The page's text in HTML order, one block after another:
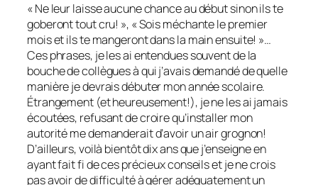
« Ne leur laisse aucune chance au début sinon ils te
goberont tout cru! », « Sois méchante le premier
mois et ils te mangeront dans la main ensuite! »…
Ces phrases, je les ai entendues souvent de la
bouche de collègues à qui j’avais demandé de quelle
manière je devrais débuter mon année scolaire.
Étrangement (et heureusement!), je ne les ai jamais
écoutées, refusant de croire qu’installer mon
autorité me demanderait d’avoir un air grognon!
D’ailleurs, voilà bientôt dix ans que j’enseigne en
ayant fait fi de ces précieux conseils et je ne crois
pas avoir de difficulté à gérer adéquatement un